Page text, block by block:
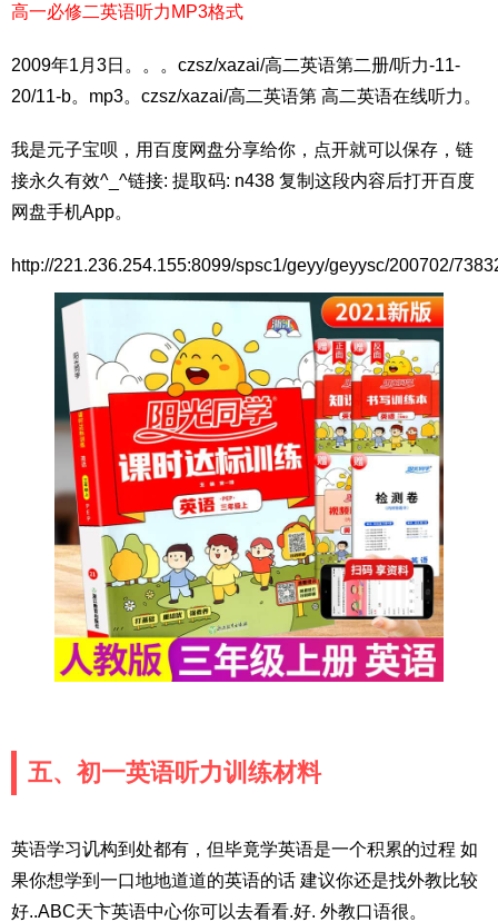
高一必修二英语听力MP3格式
2009年1月3日。。。czsz/xazai/高二英语第二册/听力-11-
20/11-b。mp3。czsz/xazai/高二英语第 高二英语在线听力。
我是元子宝呗，用百度网盘分享给你，点开就可以保存，链
接永久有效^_^链接: 提取码: n438 复制这段内容后打开百度
网盘手机App。
http://221.236.254.155:8099/spsc1/geyy/geyysc/200702/
五、初一英语听力训练材料
英语学习讥构到处都有，但毕竟学英语是一个积累的过程 如
果你想学到一口地地道道的英语的话 建议你还是找外教比较
好..ABC天卞英语中心你可以去看看.好. 外教口语很。